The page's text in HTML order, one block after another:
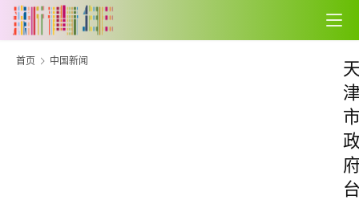
首页 中国新闻